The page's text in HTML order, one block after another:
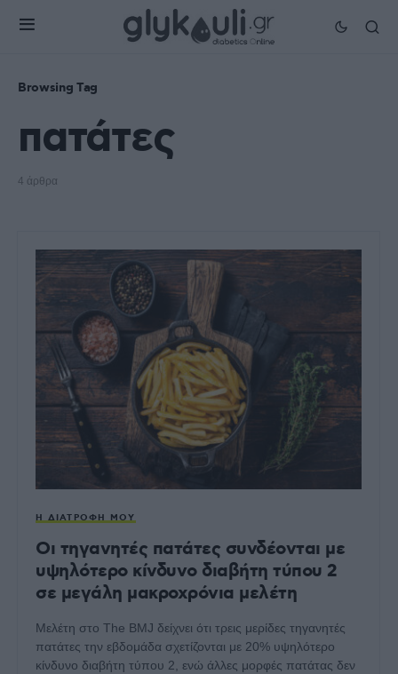
Browsing Tag
πατάτες
4 άρθρα
Η ΔΙΑΤΡΟΦΉ ΜΟΥ
Οι τηγανητές πατάτες συνδέονται με
υψηλότερο κίνδυνο διαβήτη τύπου 2
σε μεγάλη μακροχρόνια μελέτη
Μελέτη στο The BMJ δείχνει ότι τρεις μερίδες τηγανητές
πατάτες την εβδομάδα σχετίζονται με 20% υψηλότερο
κίνδυνο διαβήτη τύπου 2, ενώ άλλες μορφές πατάτας δεν